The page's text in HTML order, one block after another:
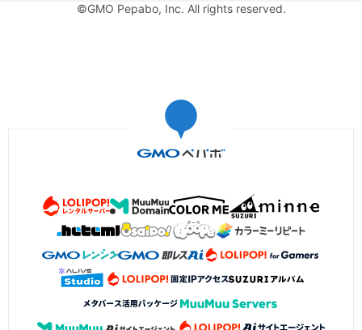
©GMO Pepabo, Inc. All rights reserved.